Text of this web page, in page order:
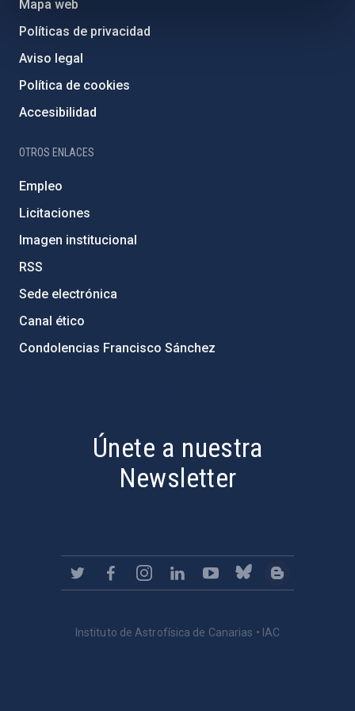
Mapa web
Políticas de privacidad
Aviso legal
Política de cookies
Accesibilidad
OTROS ENLACES
Empleo
Licitaciones
Imagen institucional
RSS
Sede electrónica
Canal ético
Condolencias Francisco Sánchez
Únete a nuestra
Newsletter
Instituto de Astrofísica de Canarias • IAC